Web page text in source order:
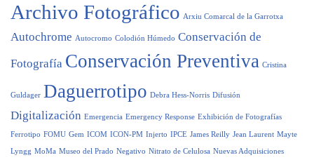
Archivo Fotográfico Arxiu Comarcal de la Garrotxa
Autochrome Autocromo Colodión Húmedo Conservación de
Fotografía Conservación Preventiva Cristina
Guldager Daguerrotipo Debra Hess-Norris Difusión
Digitalización Emergencia Emergency Response Exhibición de Fotografías
Ferrotipo FOMU Gem ICOM ICON-PM Injerto IPCE James Reilly Jean Laurent Mayte
Lyngg MoMa Museo del Prado Negativo Nitrato de Celulosa Nuevas Adquisiciones